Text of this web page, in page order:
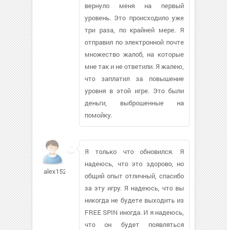
вернуло меня на первый
уровень. Это происходило уже
три раза, по крайней мере. Я
отправил по электронной почте
множество жалоб, на которые
мне так и не ответили. Я жалею,
что заплатил за повышение
уровня в этой игре. Это были
деньги, выброшенные на
помойку.
alex15299
Я только что обновился. Я
надеюсь, что это здорово, но
общий опыт отличный, спасибо
за эту игру. Я надеюсь, что вы
никогда не будете выходить из
FREE SPIN иногда. И я надеюсь,
что он будет появляться